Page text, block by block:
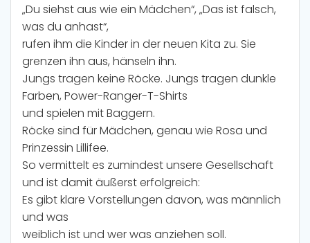
„Du siehst aus wie ein Mädchen“, „Das ist falsch,
was du anhast“,
rufen ihm die Kinder in der neuen Kita zu. Sie
grenzen ihn aus, hänseln ihn.
Jungs tragen keine Röcke. Jungs tragen dunkle
Farben, Power-Ranger-T-Shirts
und spielen mit Baggern.
Röcke sind für Mädchen, genau wie Rosa und
Prinzessin Lillifee.
So vermittelt es zumindest unsere Gesellschaft
und ist damit äußerst erfolgreich:
Es gibt klare Vorstellungen davon, was männlich
und was
weiblich ist und wer was anziehen soll.